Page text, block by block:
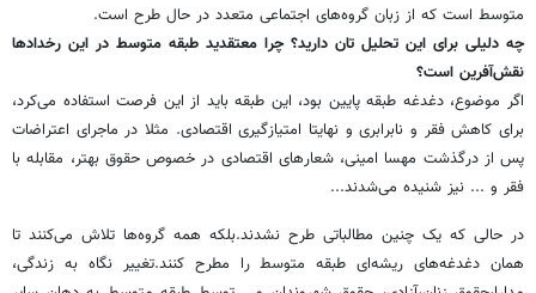
متوسط است که از زبان گروه‌های اجتماعی متعدد در حال طرح است.
‌چه دلیلی برای این تحلیل تان دارید؟ چرا معتقدید طبقه متوسط در این رخدادها
نقش‌آفرین است؟
اگر موضوع، دغدغه طبقه پایین بود، این طبقه باید از این فرصت استفاده می‌کرد،
برای کاهش فقر و نابرابری و نهایتا امتیازگیری اقتصادی. مثلا در ماجرای اعتراضات
پس از درگذشت مهسا امینی، شعارهای اقتصادی در خصوص حقوق بهتر، مقابله با
فقر و ... نیز شنیده می‌شدند...
در حالی که یک چنین مطالباتی طرح نشدند.بلکه همه گروه‌ها تلاش می‌کنند تا
همان دغدغه‌های ریشه‌ای طبقه متوسط را مطرح کنند.تغییر نگاه به زندگی،